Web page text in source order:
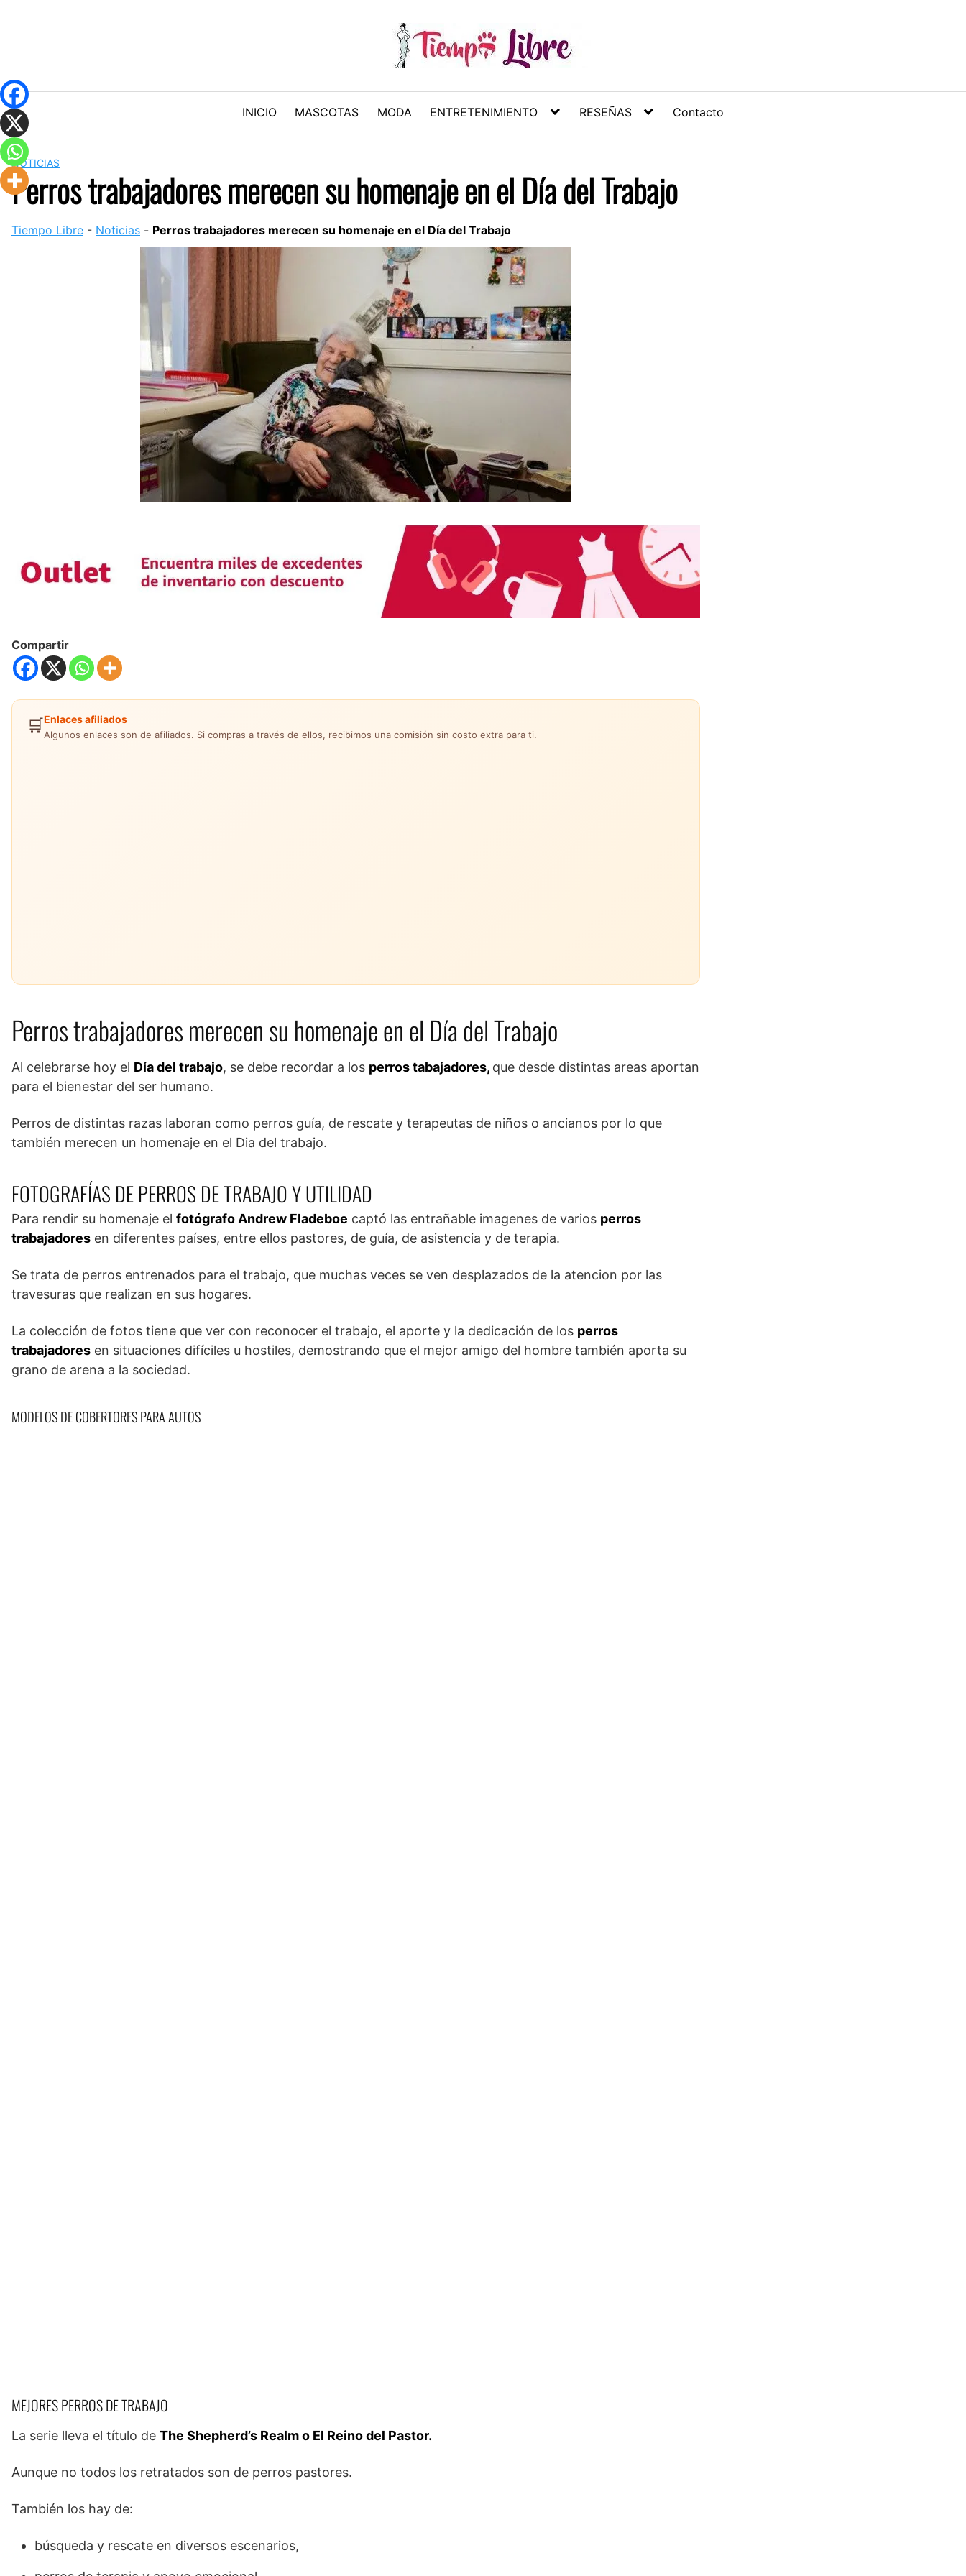
INICIO MASCOTAS MODA ENTRETENIMIENTO RESEÑAS Contacto
NOTICIAS
Perros trabajadores merecen su homenaje en el Día del Trabajo
Tiempo Libre - Noticias - Perros trabajadores merecen su homenaje en el Día del Trabajo
Compartir
🛒Enlaces afiliados
Algunos enlaces son de afiliados. Si compras a través de ellos, recibimos una comisión sin costo extra para ti.
Perros trabajadores merecen su homenaje en el Día del Trabajo
Al celebrarse hoy el Día del trabajo, se debe recordar a los perros tabajadores, que desde distintas areas aportan
para el bienestar del ser humano.
Perros de distintas razas laboran como perros guía, de rescate y terapeutas de niños o ancianos por lo que
también merecen un homenaje en el Dia del trabajo.
FOTOGRAFÍAS DE PERROS DE TRABAJO Y UTILIDAD
Para rendir su homenaje el fotógrafo Andrew Fladeboe captó las entrañable imagenes de varios perros
trabajadores en diferentes países, entre ellos pastores, de guía, de asistencia y de terapia.
Se trata de perros entrenados para el trabajo, que muchas veces se ven desplazados de la atencion por las
travesuras que realizan en sus hogares.
La colección de fotos tiene que ver con reconocer el trabajo, el aporte y la dedicación de los perros
trabajadores en situaciones difíciles u hostiles, demostrando que el mejor amigo del hombre también aporta su
grano de arena a la sociedad.
MODELOS DE COBERTORES PARA AUTOS
MEJORES PERROS DE TRABAJO
La serie lleva el título de The Shepherd’s Realm o El Reino del Pastor.
Aunque no todos los retratados son de perros pastores.
También los hay de:
búsqueda y rescate en diversos escenarios,